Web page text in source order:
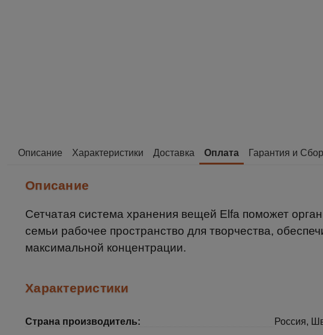
Описание Характеристики Доставка Оплата Гарантия и
Описание
Сетчатая система хранения вещей Elfa поможет
семьи рабочее пространство для творчества,
максимальной концентрации.
Характеристики
Страна производитель: Россия,